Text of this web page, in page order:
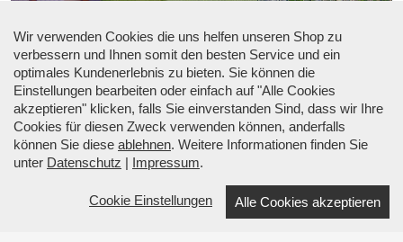
Wir verwenden Cookies die uns helfen unseren Shop zu
verbessern und Ihnen somit den besten Service und ein
optimales Kundenerlebnis zu bieten. Sie können die
Einstellungen bearbeiten oder einfach auf "Alle Cookies
akzeptieren" klicken, falls Sie einverstanden Sind, dass wir Ihre
Cookies für diesen Zweck verwenden können, anderfalls
können Sie diese ablehnen. Weitere Informationen finden Sie
unter Datenschutz | Impressum.
Cookie Einstellungen Alle Cookies akzeptieren